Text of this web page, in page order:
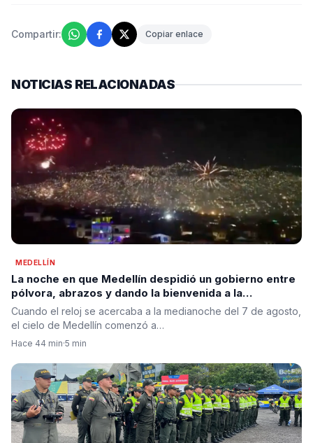
Compartir: Copiar enlace
NOTICIAS RELACIONADAS
MEDELLÍN
La noche en que Medellín despidió un gobierno entre
pólvora, abrazos y dando la bienvenida a la
esperanza de cambio
Cuando el reloj se acercaba a la medianoche del 7 de agosto,
el cielo de Medellín comenzó a…
Hace 44 min·5 min